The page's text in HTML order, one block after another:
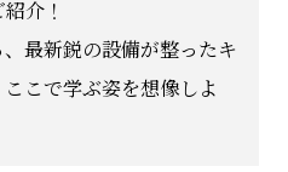
介！
最新鋭の設備が整ったキ
こで学ぶ姿を想像しよ